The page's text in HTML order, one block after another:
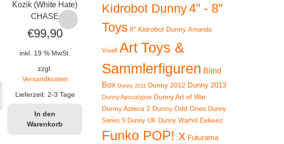
Kozik (White Hate)
CHASE
€99,90
inkl. 19 % MwSt.
zzgl.
Versandkosten
Lieferzeit: 2-3 Tage
In den
Warenkorb
€16,90
inkl. 19 % MwSt.
zzgl.
Lieferzeit: 2-3 Tage
In den
Warenkorb
Series 5 – JMGS
Preis
war:
€24,90
ist:
€19,99.
inkl. 19 % MwSt.
zzgl.
Versandkosten
Lieferzeit: 2-3 Tage
In den
Kidrobot Dunny4" - 8"
Toys 8" Kidrobot Dunny Amanda
Visell
Art Toys &
Sammlerfiguren Blind
Box Dunny 2011 Dunny 2012 Dunny 2013
Dunny Apocalypse Dunny Art of War
Dunny Azteca 2 Dunny Odd Ones Dunny
Series 5 Dunny UK Dunny Warhol Eekeez
Funko POP! x Futurama